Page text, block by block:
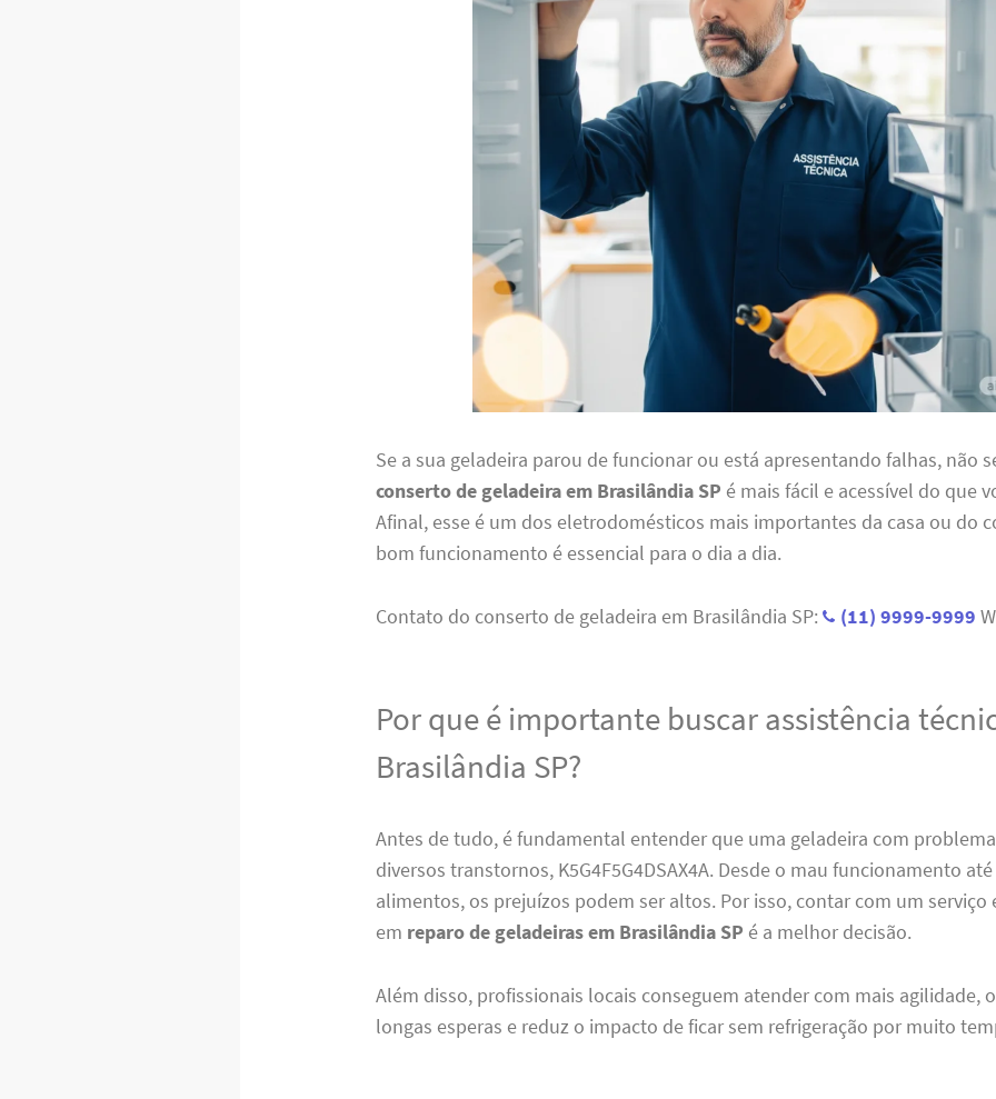
Se a sua geladeira parou de funcionar ou está apresentando falhas, não
conserto de geladeira em Brasilândia SP é mais fácil e acessível do que
Afinal, esse é um dos eletrodomésticos mais importantes da casa ou do
bom funcionamento é essencial para o dia a dia.
Contato do conserto de geladeira em Brasilândia SP: (11) 9999-9999
Por que é importante buscar assistência
Brasilândia SP?
Antes de tudo, é fundamental entender que uma geladeira com
diversos transtornos, K5G4F5G4DSAX4A. Desde o mau funcionamento
alimentos, os prejuízos podem ser altos. Por isso, contar com um serviço
em reparo de geladeiras em Brasilândia SP é a melhor decisão.
Além disso, profissionais locais conseguem atender com mais agilidade,
longas esperas e reduz o impacto de ficar sem refrigeração por muito